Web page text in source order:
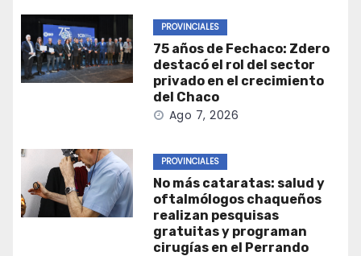
PROVINCIALES
75 años de Fechaco: Zdero
destacó el rol del sector
privado en el crecimiento
del Chaco
Ago 7, 2026
PROVINCIALES
No más cataratas: salud y
oftalmólogos chaqueños
realizan pesquisas
gratuitas y programan
cirugías en el Perrando